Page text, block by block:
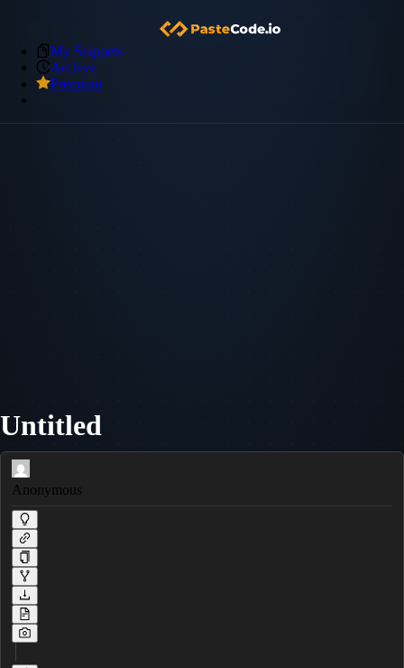
My Snippets
Archive
Premium
Untitled
Anonymous